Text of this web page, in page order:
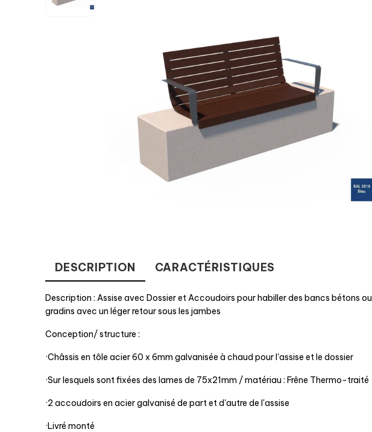
DESCRIPTION CARACTÉRISTIQUES
Description : Assise avec Dossier et Accoudoirs pour habiller des bancs bétons ou
gradins avec un léger retour sous les jambes
Conception/ structure :
·Châssis en tôle acier 60 x 6mm galvanisée à chaud pour l'assise et le dossier
·Sur lesquels sont fixées des lames de 75x21mm / matériau : Frêne Thermo-traité
·2 accoudoirs en acier galvanisé de part et d'autre de l'assise
·Livré monté